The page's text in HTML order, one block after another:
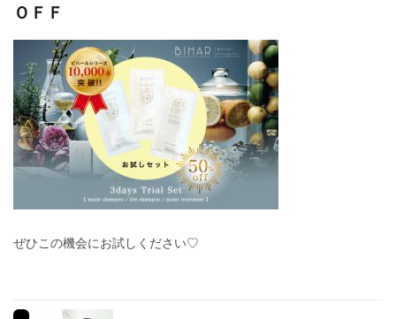
ＯＦＦ
ぜひこの機会にお試しください♡